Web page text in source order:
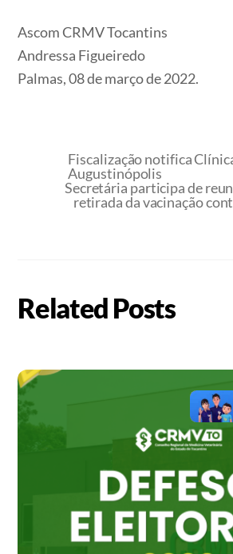
Ascom CRMV Tocantins
Andressa Figueiredo
Palmas, 08 de março de 2022.
Fiscalização notifica
Augustinópolis
Secretária participa de
retirada da vacinação
Related Posts